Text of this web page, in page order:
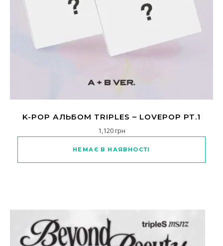
K-POP АЛЬБОМ TRIPLES – LOVEPOP PT.1
1,120грн
НЕМАЄ В НАЯВНОСТІ